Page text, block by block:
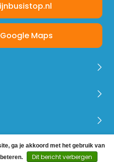
Maps
is Top -Webshop laten
ga je akkoord met het gebruik van
Dit bericht verbergen